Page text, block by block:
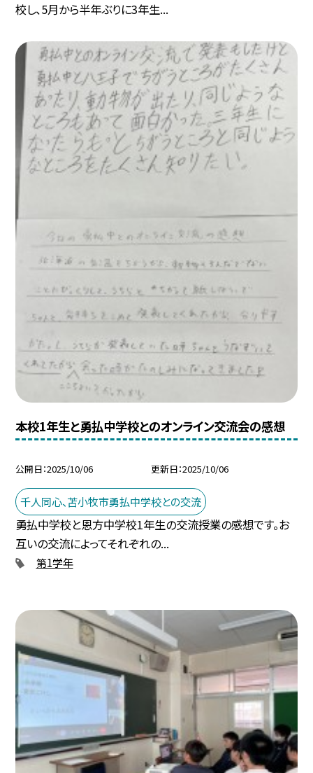
校し、5月から半年ぶりに3年生...
本校1年生と勇払中学校とのオンライン交流会の感想
公開日 2025/10/06 更新日 2025/10/06
千人同心、苫小牧市勇払中学校との交流
勇払中学校と恩方中学校1年生の交流授業の感想です。お
互いの交流によってそれぞれの...
第1学年